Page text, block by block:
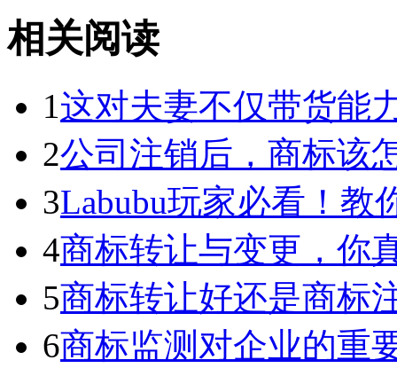
相关阅读
1这对夫妻不仅带货能
2公司注销后，商标该
3Labubu玩家必看！教
4商标转让与变更，你
5商标转让好还是商标
6商标监测对企业的重